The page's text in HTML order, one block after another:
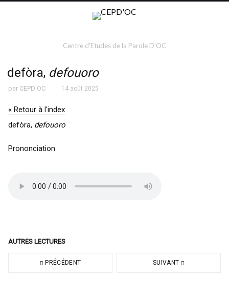
Centre d'Etudes de la Parole D'OC
defòra, defouoro
par CEPD OC 14 août 2025
« Retour à l'index
defòra, defouoro
Prononciation
AUTRES LECTURES
PRÉCÉDENT SUIVANT